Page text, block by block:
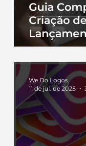
Guia
Criação
We Do Logos
11 de jul. de 2025